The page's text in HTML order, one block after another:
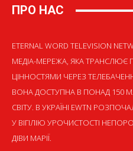
ПРО НАС
ETERNAL WORD TELEVISION
МЕДІА-МЕРЕЖА, ЯКА
ЦІННОСТЯМИ ЧЕРЕЗ
ВОНА ДОСТУПНА В ПОНАД 150
СВІТУ. В УКРАЇНІ EWTN
У ВІГІЛІЮ УРОЧИСТОСТІ
ДІВИ МАРІЇ.